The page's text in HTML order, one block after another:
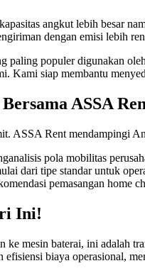
angkut lebih besar
dengan emisi lebih
paling populer digunakan
Kami siap membantu
ASSA
ASSA Rent mendampingi
pola mobilitas
dari tipe standar untuk
pemasangan home
Ini!
mesin baterai, ini adalah
biaya operasional,